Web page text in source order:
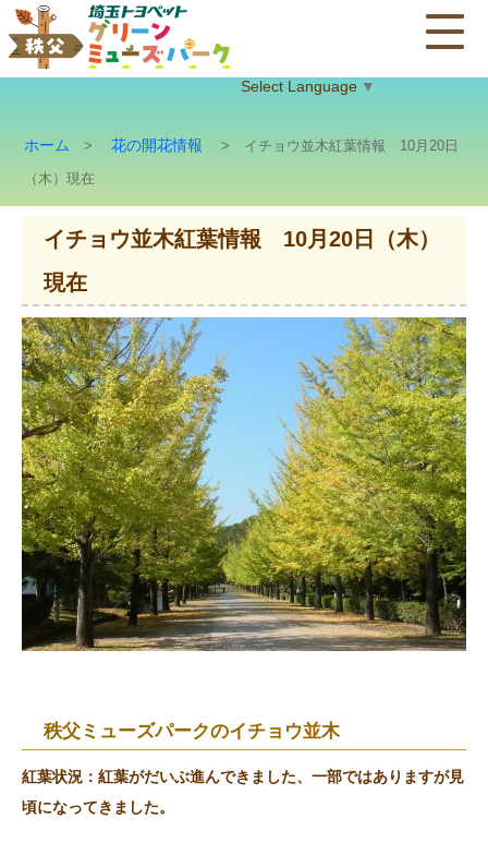
Select Language ▼
ホーム >花の開花情報 > イチョウ並木紅葉情報 10月20日
（木）現在
イチョウ並木紅葉情報 10月20日（木）
現在
秩父ミューズパークのイチョウ並木
紅葉状況：紅葉がだいぶ進んできました、一部ではありますが見
頃になってきました。